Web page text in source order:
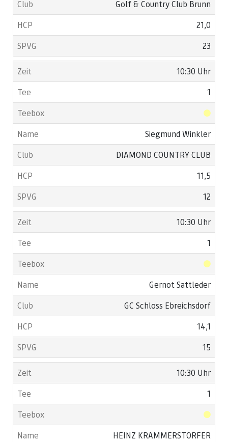
Golf & Country Club Brunn
21,0
23
10:30 Uhr
1
Siegmund Winkler
DIAMOND COUNTRY CLUB
11,5
12
10:30 Uhr
1
Gernot Sattleder
GC Schloss Ebreichsdorf
14,1
15
10:30 Uhr
1
HEINZ KRAMMERSTORFER